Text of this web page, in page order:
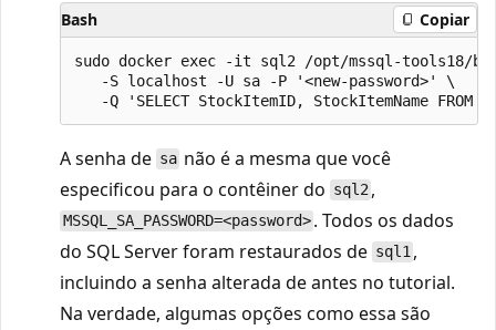
Bash Copiar
sudo docker exec -it sql2 /opt/mssql-tools18/
   -S localhost -U sa -P '<new-password>' \
A senha de sa não é a mesma que você
especificou para o contêiner do sql2 ,
MSSQL_SA_PASSWORD=<password> . Todos os dados
do SQL Server foram restaurados de sql1 ,
incluindo a senha alterada de antes no tutorial.
Na verdade, algumas opções como essa são